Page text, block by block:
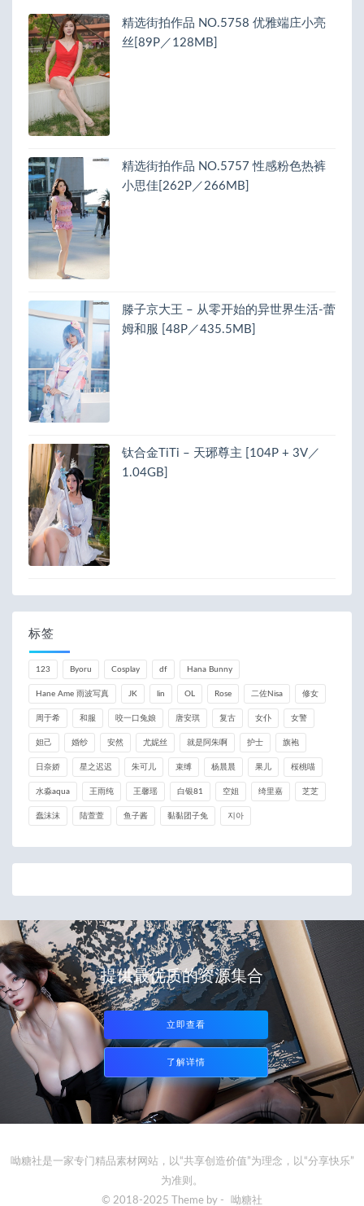
精选街拍作品 NO.5758 优雅端庄小亮
丝[89P／128MB]
精选街拍作品 NO.5757 性感粉色热裤
小思佳[262P／266MB]
滕子京大王 – 从零开始的异世界生活-蕾
姆和服 [48P／435.5MB]
钛合金TiTi – 天琊尊主 [104P + 3V／
1.04GB]
标签
123 Byoru Cosplay df Hana Bunny
Hane Ame 雨波写真 JK lin OL Rose 二佐Nisa 修女
周于希 和服 咬一口兔娘 唐安琪 复古 女仆 女警
妲己 婚纱 安然 尤妮丝 就是阿朱啊 护士 旗袍
日奈娇 星之迟迟 朱可儿 束缚 杨晨晨 果儿 桜桃喵
水淼aqua 王雨纯 王馨瑶 白银81 空姐 绮里嘉 芝芝
蠢沫沫 陆萱萱 鱼子酱 黏黏团子兔 지아
提供最优质的资源集合
立即查看
了解详情
呦糖社是一家专门精品素材网站，以“共享创造价值”为理念，以“分享快乐”
为准则。
© 2018-2025 Theme by -
呦糖社